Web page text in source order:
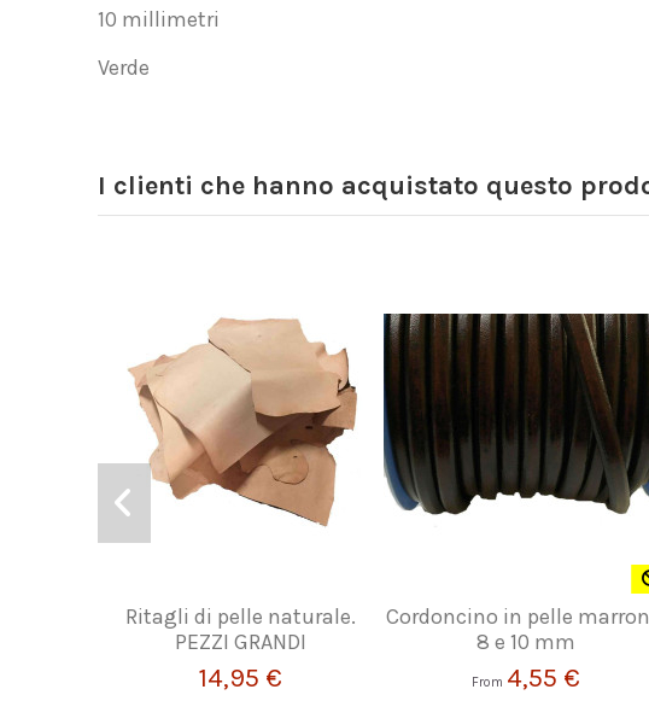
10 millimetri
Verde
I clienti che hanno acquistato questo
Ritagli di pelle naturale.
PEZZI GRANDI
14,95 €
Cordoncino in pelle
8 e 10 mm
From 4,55 €